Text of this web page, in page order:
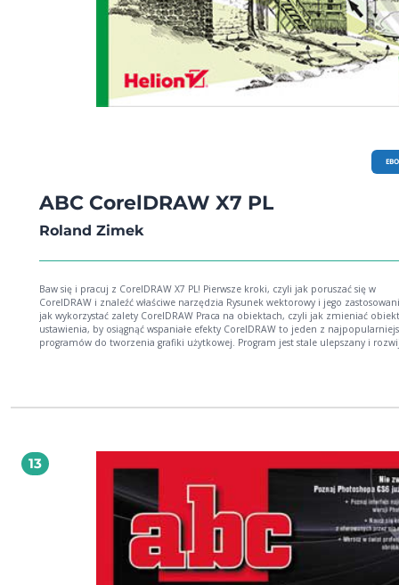
ABC CorelDRAW X7 PL
Roland Zimek
Baw się i pracuj z CorelDRAW X7 PL! Pierwsze kroki, czyli jak poruszać się w
CorelDRAW i znaleźć właściwe narzędzia Rysunek wektorowy i jego zastosowania, czyli
jak wykorzystać zalety CorelDRAW Praca na obiektach, czyli jak zmieniać obiekty i ich
ustawienia, by osiągnąć wspaniałe efekty CorelDRAW to jeden z najpopularniejszych
programów do tworzenia grafiki użytkowej. Program jest stale ulepszany i
książkę, a szybko zrozumiesz, dlaczego warto używać go na co dzień! Ten podręcznik
tu zarówno dokładne opisy czynności, które trzeba wykonać, by narysować
zastosować wypełnienie, zmienić kształt czy położenie każdego elementu
i wskazówki dotyczące pracy z bitmapami czy z tekstem. Zrozumiesz, na czym
precyzyjne rysowanie oraz do czego służą warstwy. Sprawdź, jak piękne projekty
możesz bez trudu wykonać w CorelDRAW! Podstawy rysunku wektorowego Praca z
tekstem i tabelami Wypełnienia i kontury Precyzyjne rysowanie Edycja krzywych
Modyfikacje obiektów Praca z bitmapami Warstwy Wypróbuj CorelDRAW i zachwyć się
13